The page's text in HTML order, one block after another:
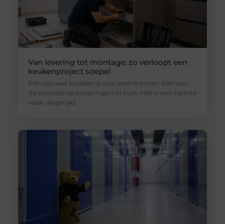
Van levering tot montage: zo verloopt een
keukenproject soepel
Een nieuwe keuken is voor veel mensen één van
de mooiste verbeteringen in huis. Het is een ruimte
waar dagelijks